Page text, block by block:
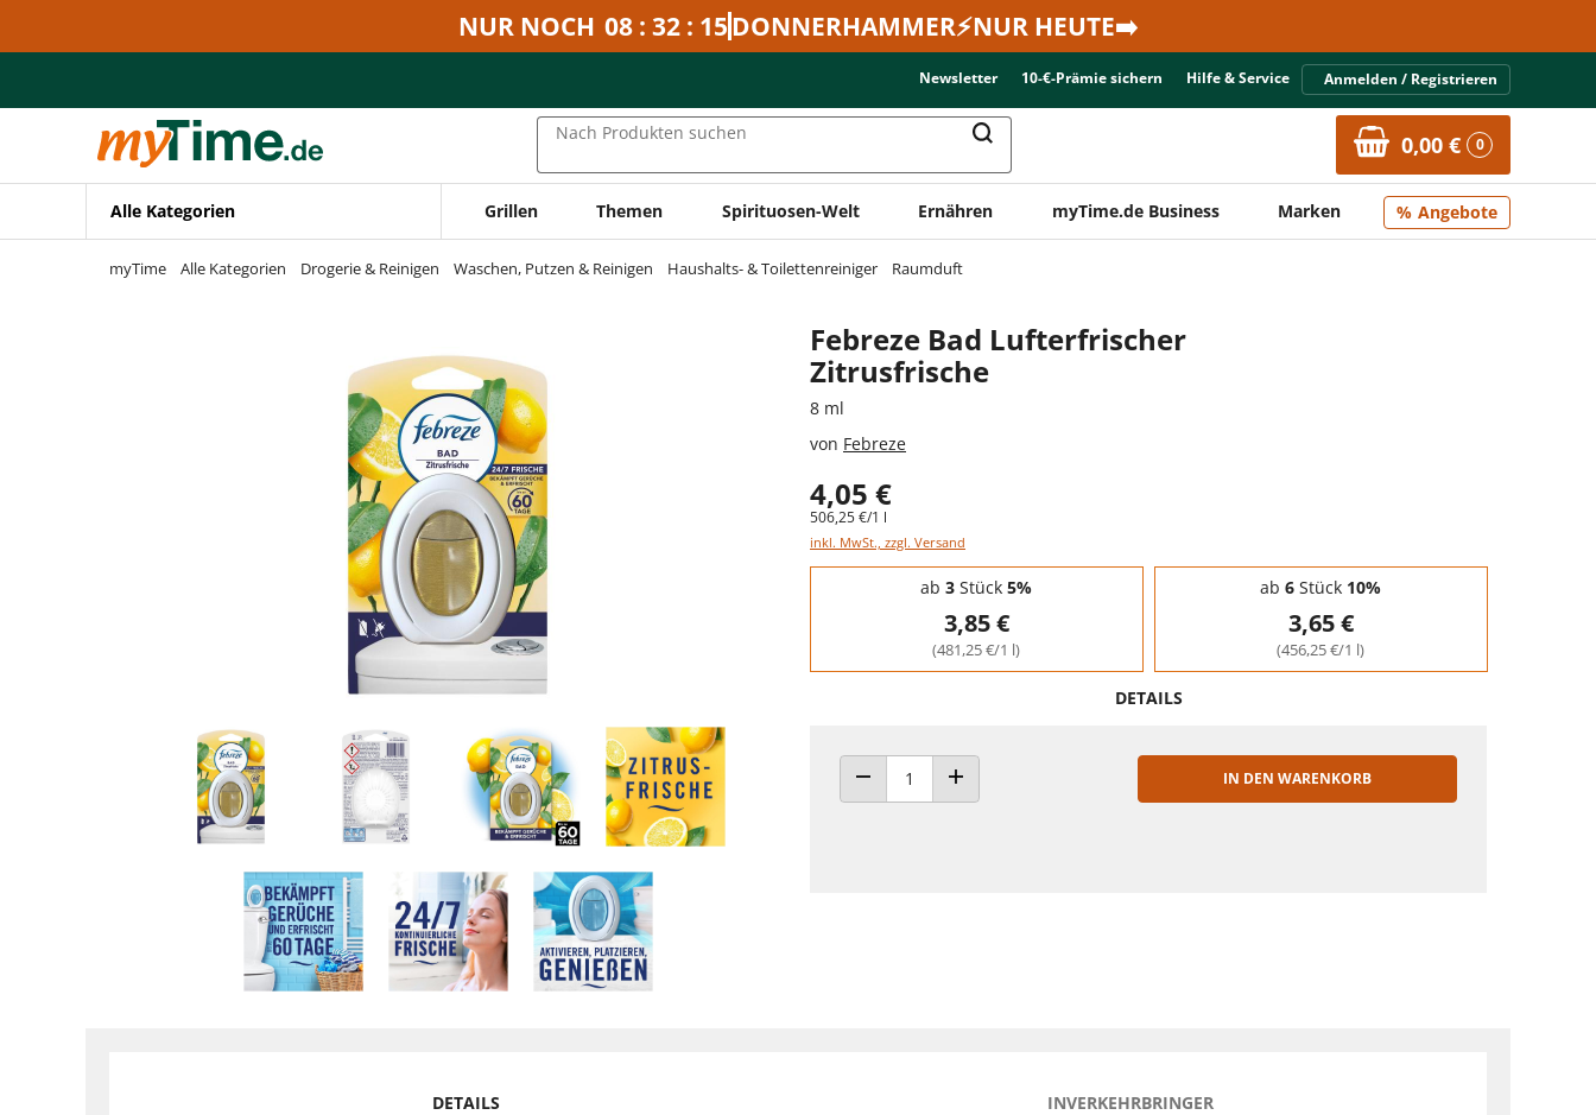
Zur Navigation springen
NUR NOCH 08 : 32 : 15DONNERHAMMER⚡NUR HEUTE➡️
Newsletter 10-€-Prämie sichern Hilfe & Service Anmelden / Registrieren
Nach Produkten suchen 0,00 € 0
Alle Kategorien Grillen Themen Spirituosen-Welt Ernähren myTime.de Business Marken Angebote
myTime Alle Kategorien Drogerie & Reinigen Waschen, Putzen & Reinigen Haushalts- & Toilettenreiniger Raumduft
Febreze Bad Lufterfrischer
Zitrusfrische
8 ml
von Febreze
4,05 €
506,25 €/1 l
inkl. MwSt., zzgl. Versand
Staffelpreise - Mengenrabatt
ab 3 Stück 5%
3,85 €
(481,25 €/1 l)
ab 6 Stück 10%
3,65 €
(456,25 €/1 l)
DETAILS
ANZAHL VERRINGERNANZAHL ERHÖHEN
IN DEN WARENKORB
DETAILS INVERKEHRBRINGER